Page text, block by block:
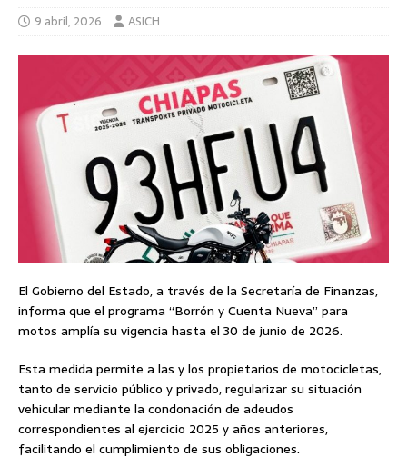
9 abril, 2026 ASICH
El Gobierno del Estado, a través de la Secretaría de Finanzas,
informa que el programa “Borrón y Cuenta Nueva” para
motos amplía su vigencia hasta el 30 de junio de 2026.
Esta medida permite a las y los propietarios de motocicletas,
tanto de servicio público y privado, regularizar su situación
vehicular mediante la condonación de adeudos
correspondientes al ejercicio 2025 y años anteriores,
facilitando el cumplimiento de sus obligaciones.